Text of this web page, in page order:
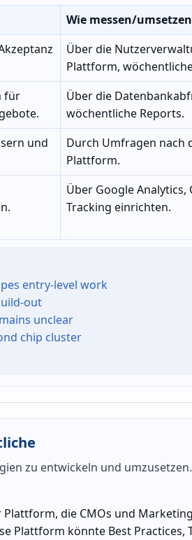
Wie messen/umsetzen
Über die
Plattform,
für
Über die
wöchentliche Reports.
und
Durch Umfragen nach
Plattform.
Über Google Analytics,
Tracking einrichten.
entry-level work
out
unclear
chip cluster
zu entwickeln und
die CMOs und
Plattform könnte Best Practices,